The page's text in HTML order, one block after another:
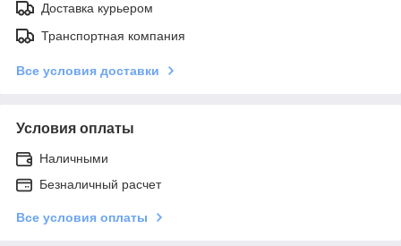
Доставка курьером
Транспортная компания
Все условия доставки
Условия оплаты
Наличными
Безналичный расчет
Все условия оплаты